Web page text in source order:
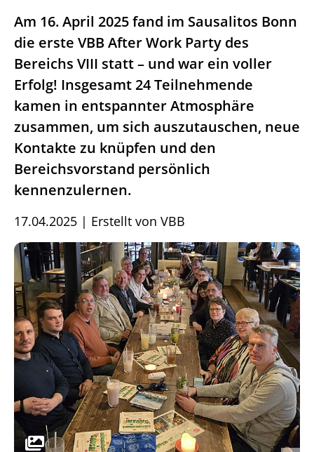
Am 16. April 2025 fand im Sausalitos Bonn
die erste VBB After Work Party des
Bereichs VIII statt – und war ein voller
Erfolg! Insgesamt 24 Teilnehmende
kamen in entspannter Atmosphäre
zusammen, um sich auszutauschen, neue
Kontakte zu knüpfen und den
Bereichsvorstand persönlich
kennenzulernen.
17.04.2025 | Erstellt von VBB